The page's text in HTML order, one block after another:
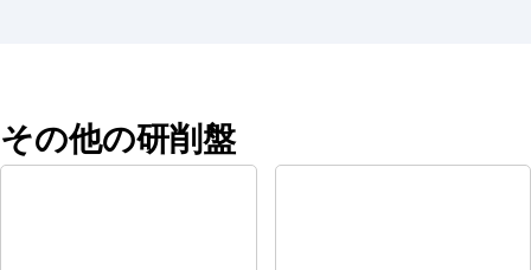
その他の研削盤